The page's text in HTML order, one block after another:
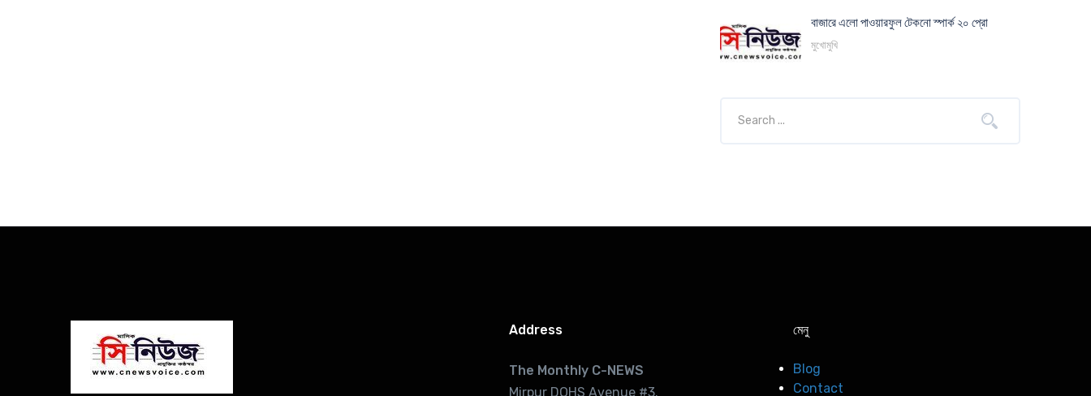
বাজারে এলো পাওয়ারফুল টেকনো স্পার্ক ২০ প্রো
মুখোমুখি
Address
The Monthly C-NEWS
Mirpur DOHS Avenue #3.
মেনু
Blog
Contact